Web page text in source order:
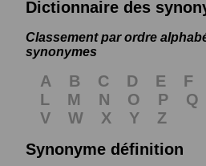
Dictionnaire des
Classement par ordre
synonymes
A B C D E F
L
M N O P Q
V
W X Y
Z
Synonyme définition